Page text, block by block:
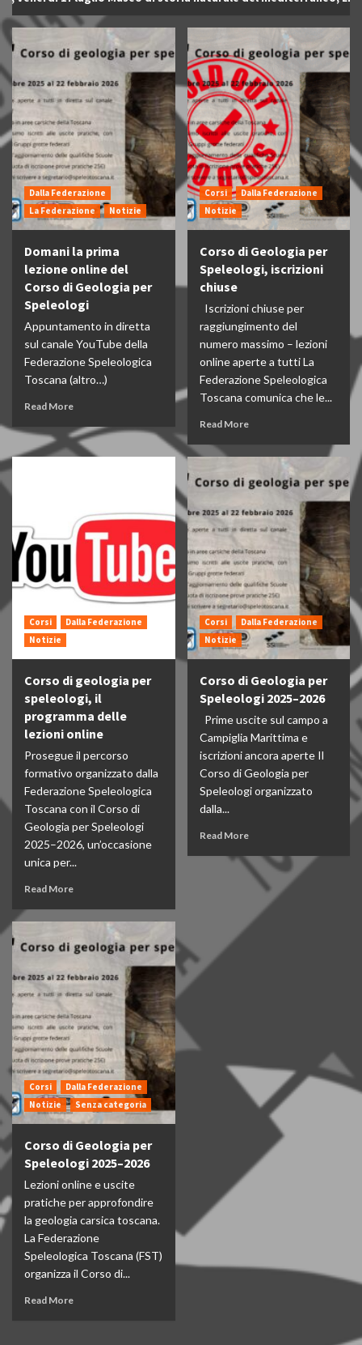
Dalla Federazione
La Federazione
Notizie
Domani la prima
lezione online del
Corso di Geologia per
Speleologi
Appuntamento in diretta
sul canale YouTube della
Federazione Speleologica
Toscana (altro…)
Read More
Corsi
Dalla Federazione
Notizie
Corso di Geologia per
Speleologi, iscrizioni
chiuse
Iscrizioni chiuse per
raggiungimento del
numero massimo – lezioni
online aperte a tutti La
Federazione Speleologica
Toscana comunica che le...
Read More
Corsi
Dalla Federazione
Notizie
Corso di geologia per
speleologi, il
programma delle
lezioni online
Prosegue il percorso
formativo organizzato dalla
Federazione Speleologica
Toscana con il Corso di
Geologia per Speleologi
2025–2026, un’occasione
unica per...
Read More
Corsi
Dalla Federazione
Notizie
Corso di Geologia per
Speleologi 2025–2026
Prime uscite sul campo a
Campiglia Marittima e
iscrizioni ancora aperte Il
Corso di Geologia per
Speleologi organizzato
dalla...
Read More
Corsi
Dalla Federazione
Notizie
Senza categoria
Corso di Geologia per
Speleologi 2025–2026
Lezioni online e uscite
pratiche per approfondire
la geologia carsica toscana.
La Federazione
Speleologica Toscana (FST)
organizza il Corso di...
Read More